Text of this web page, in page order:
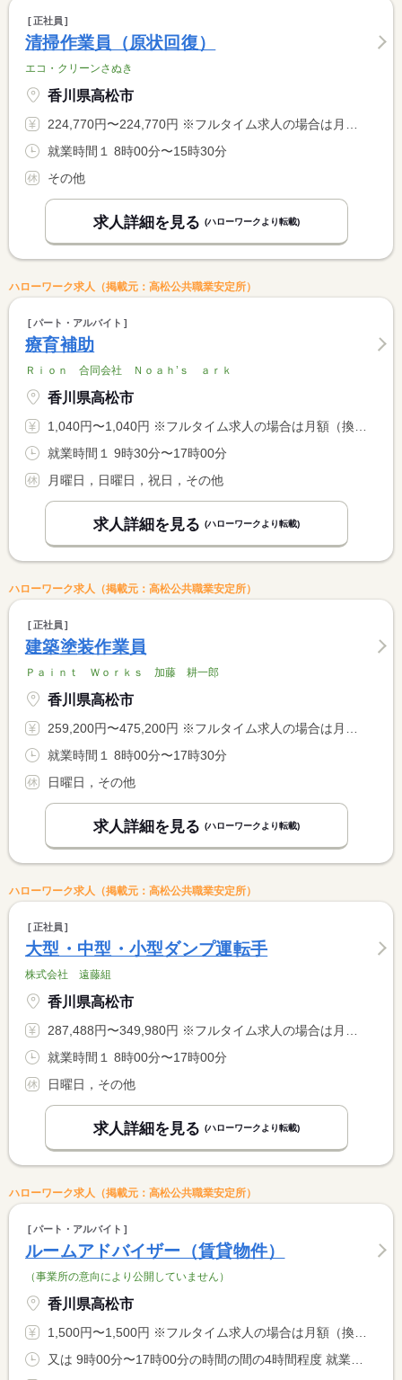
正社員
清掃作業員（原状回復）
エコ・クリーンさぬき
香川県高松市
224,770円〜224,770円 ※フルタイム求人の場合は月額（換算額）、パート求人の場合は時間額を表示しています。
就業時間１ 8時00分〜15時30分
その他
求人詳細を見る (ハローワークより転載)
ハローワーク求人（掲載元：高松公共職業安定所）
パート・アルバイト
療育補助
Ｒｉｏｎ 合同会社 Ｎｏａｈ’ｓ ａｒｋ
香川県高松市
1,040円〜1,040円 ※フルタイム求人の場合は月額（換算額）、パート求人の場合は時間額を表示しています。
就業時間１ 9時30分〜17時00分
月曜日，日曜日，祝日，その他
求人詳細を見る (ハローワークより転載)
ハローワーク求人（掲載元：高松公共職業安定所）
正社員
建築塗装作業員
Ｐａｉｎｔ Ｗｏｒｋｓ 加藤 耕一郎
香川県高松市
259,200円〜475,200円 ※フルタイム求人の場合は月額（換算額）、パート求人の場合は時間額を表示しています。
就業時間１ 8時00分〜17時30分
日曜日，その他
求人詳細を見る (ハローワークより転載)
ハローワーク求人（掲載元：高松公共職業安定所）
正社員
大型・中型・小型ダンプ運転手
株式会社 遠藤組
香川県高松市
287,488円〜349,980円 ※フルタイム求人の場合は月額（換算額）、パート求人の場合は時間額を表示しています。
就業時間１ 8時00分〜17時00分
日曜日，その他
求人詳細を見る (ハローワークより転載)
ハローワーク求人（掲載元：高松公共職業安定所）
パート・アルバイト
ルームアドバイザー（賃貸物件）
（事業所の意向により公開していません）
香川県高松市
1,500円〜1,500円 ※フルタイム求人の場合は月額（換算額）、パート求人の場合は時間額を表示しています。